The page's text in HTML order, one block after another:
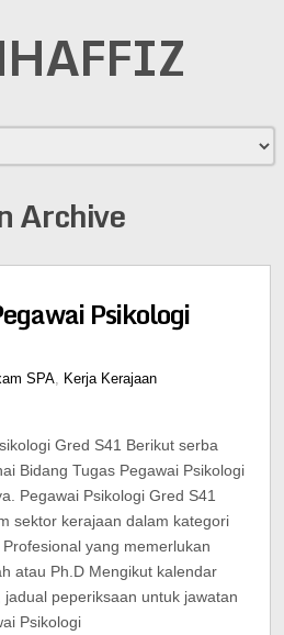
Archive
Psikologi
SPA, Kerja Kerajaan
Gred S41 Berikut serba
Bidang Tugas Pegawai Psikologi
Pegawai Psikologi Gred S41
sektor kerajaan dalam kategori
yang memerlukan
atau Ph.D Mengikut kalendar
peperiksaan untuk jawatan
Psikologi